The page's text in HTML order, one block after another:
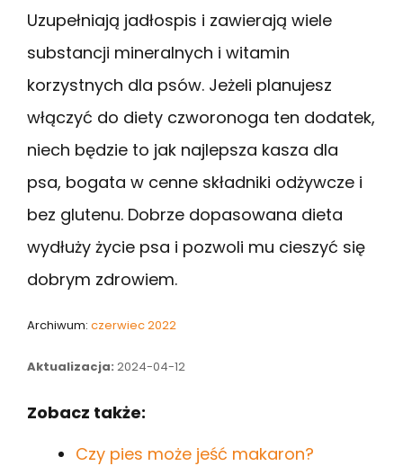
Uzupełniają jadłospis i zawierają wiele
substancji mineralnych i witamin
korzystnych dla psów. Jeżeli planujesz
włączyć do diety czworonoga ten dodatek,
niech będzie to jak najlepsza kasza dla
psa, bogata w cenne składniki odżywcze i
bez glutenu. Dobrze dopasowana dieta
wydłuży życie psa i pozwoli mu cieszyć się
dobrym zdrowiem.
Archiwum: czerwiec 2022
Aktualizacja: 2024-04-12
Zobacz także:
Czy pies może jeść makaron?